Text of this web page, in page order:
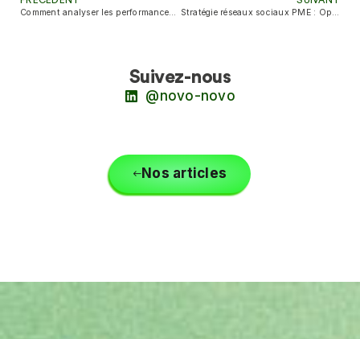
Comment analyser les performances des applications dans le cloud ? Stratégie réseaux sociaux PME : Optimisez votre marketing digital efficacement
Suivez-nous
@novo-novo
Nos articles